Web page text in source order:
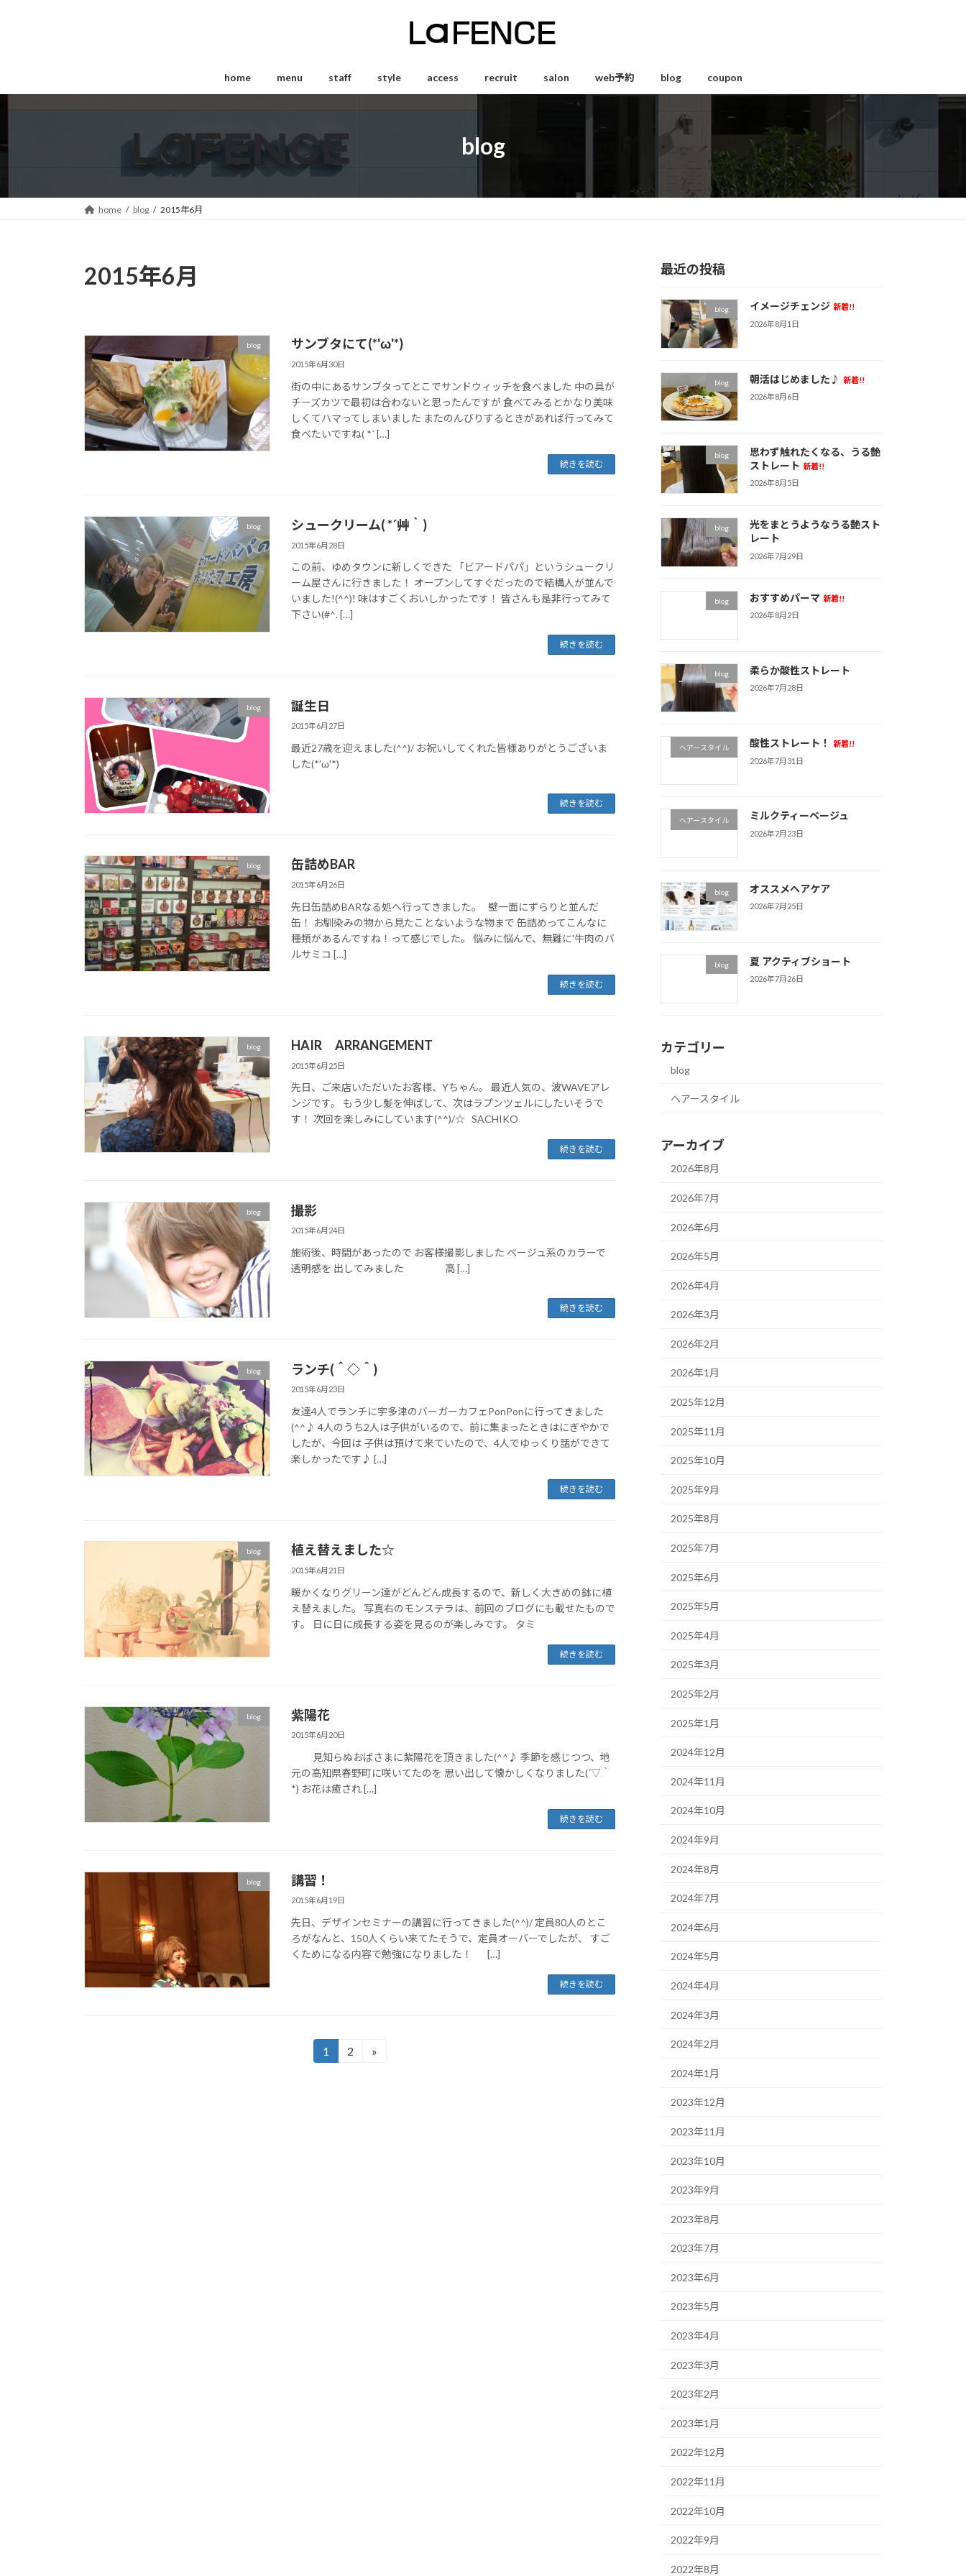
へ
ス
ッ
ョ
ン
移
home menu staff style access recruit salon web予約 blog coupon
blog
home blog 2015年6月
2015年6月
blog サンブタにて(*'ω'*)
2015年6月30日
街の中にあるサンブタってとこでサンドウィッチを食べました 中の具が
チーズカツで最初は合わないと思ったんですが 食べてみるとかなり美味
しくてハマってしまいました またのんびりするときがあれば行ってみて
食べたいですね( *´ […]
続きを読む
blog シュークリーム( *´艸｀)
2015年6月28日
この前、ゆめタウンに新しくできた 「ビアードパパ」というシュークリ
ーム屋さんに行きました！ オープンしてすぐだったので結構人が並んで
いました!(^^)! 味はすごくおいしかったです！ 皆さんも是非行ってみて
下さい(#^. […]
続きを読む
blog 誕生日
2015年6月27日
最近27歳を迎えました(^^)/ お祝いしてくれた皆様ありがとうございま
した(*'ω'*)
続きを読む
blog 缶詰めBAR
2015年6月26日
先日缶詰めBARなる処へ行ってきました。 壁一面にずらりと並んだ
缶！ お馴染みの物から見たことないような物まで 缶詰めってこんなに
種類があるんですね！って感じでした。 悩みに悩んで、無難に'牛肉のバ
ルサミコ […]
続きを読む
blog HAIR ARRANGEMENT
2015年6月25日
先日、ご来店いただいたお客様、Yちゃん。 最近人気の、波WAVEアレ
ンジです。 もう少し髪を伸ばして、次はラプンツェルにしたいそうで
す！ 次回を楽しみにしています(^^)/☆ SACHIKO
続きを読む
blog 撮影
2015年6月24日
施術後、時間があったので お客様撮影しました ベージュ系のカラーで
透明感を 出してみました 高 […]
続きを読む
blog ランチ(＾◇＾)
2015年6月23日
友達4人でランチに宇多津のバーガーカフェPonPonに行ってきました
(^^♪ 4人のうち2人は子供がいるので、前に集まったときはにぎやかで
したが、今回は 子供は預けて来ていたので、4人でゆっくり話ができて
楽しかったです♪ […]
続きを読む
blog 植え替えました☆
2015年6月21日
暖かくなりグリーン達がどんどん成長するので、新しく大きめの鉢に植
え替えました。 写真右のモンステラは、前回のブログにも載せたもので
す。 日に日に成長する姿を見るのが楽しみです。 タミ
続きを読む
blog 紫陽花
2015年6月20日
見知らぬおばさまに紫陽花を頂きました(^^♪ 季節を感じつつ、地
元の高知県春野町に咲いてたのを 思い出して懐かしくなりました(´▽｀
*) お花は癒され […]
続きを読む
blog 講習！
2015年6月19日
先日、デザインセミナーの講習に行ってきました(^^)/ 定員80人のとこ
ろがなんと、150人くらい来てたそうで、定員オーバーでしたが、 すご
くためになる内容で勉強になりました！ […]
続きを読む
固
1
固
2 »
最近の投稿
blog イメージチェンジ 新着!!
2026年8月1日
blog 朝活はじめました♪
新着!!
2026年8月6日
blog
思わず触れたくなる、うる艶
ストレート 新着!!
2026年8月5日
blog
光をまとうようなうる艶スト
レート
2026年7月29日
blog おすすめパーマ 新着!!
2026年8月2日
blog 柔らか酸性ストレート
2026年7月28日
ヘアースタイル 酸性ストレート！
新着!!
2026年7月31日
ヘアースタイル ミルクティーベージュ
2026年7月23日
blog オススメヘアケア
2026年7月25日
blog 夏 アクティブショート
2026年7月26日
カテゴリー
blog
ヘアースタイル
アーカイブ
2026年8月
2026年7月
2026年6月
2026年5月
2026年4月
2026年3月
2026年2月
2026年1月
2025年12月
2025年11月
2025年10月
2025年9月
2025年8月
2025年7月
2025年6月
2025年5月
2025年4月
2025年3月
2025年2月
2025年1月
2024年12月
2024年11月
2024年10月
2024年9月
2024年8月
2024年7月
2024年6月
2024年5月
2024年4月
2024年3月
2024年2月
2024年1月
2023年12月
2023年11月
2023年10月
2023年9月
2023年8月
2023年7月
2023年6月
2023年5月
2023年4月
2023年3月
2023年2月
2023年1月
2022年12月
2022年11月
2022年10月
2022年9月
2022年8月